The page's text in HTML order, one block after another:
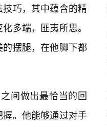
巧，其中蕴含的精
多端，匪夷所思。
摆腿，在他脚下都
间做出最恰当的回
。他能够通过对手